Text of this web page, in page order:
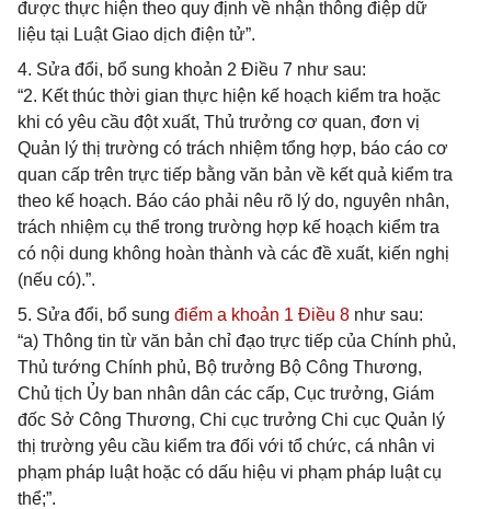
được thực hiện theo quy định về nhận thông điệp dữ
liệu tại Luật Giao dịch điện tử”.
4. Sửa đổi, bổ sung khoản 2 Điều 7 như sau:
“2. Kết thúc thời gian thực hiện kế hoạch kiểm tra hoặc
khi có yêu cầu đột xuất, Thủ trưởng cơ quan, đơn vị
Quản lý thị trường có trách nhiệm tổng hợp, báo cáo cơ
quan cấp trên trực tiếp bằng văn bản về kết quả kiểm tra
theo kế hoạch. Báo cáo phải nêu rõ lý do, nguyên nhân,
trách nhiệm cụ thể trong trường hợp kế hoạch kiểm tra
có nội dung không hoàn thành và các đề xuất, kiến nghị
(nếu có).”.
5. Sửa đổi, bổ sung điểm a khoản 1 Điều 8 như sau:
“a) Thông tin từ văn bản chỉ đạo trực tiếp của Chính phủ,
Thủ tướng Chính phủ, Bộ trưởng Bộ Công Thương,
Chủ tịch Ủy ban nhân dân các cấp, Cục trưởng, Giám
đốc Sở Công Thương, Chi cục trưởng Chi cục Quản lý
thị trường yêu cầu kiểm tra đối với tổ chức, cá nhân vi
phạm pháp luật hoặc có dấu hiệu vi phạm pháp luật cụ
thể;”.